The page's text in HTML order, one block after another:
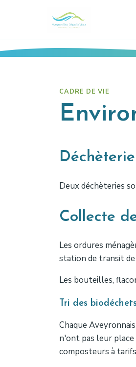
CADRE DE VIE
Deux déchèteries
Collecte
Les ordures
station de transit
Les bouteilles,
Tri des
Chaque
n'ont pas leur place
composteurs à